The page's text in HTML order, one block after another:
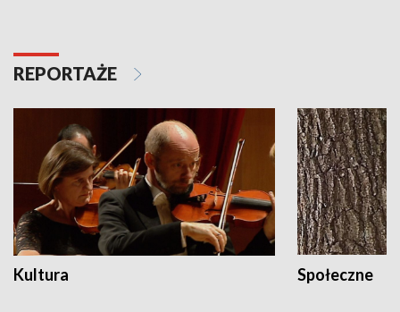
REPORTAŻE
Kultura Społeczne